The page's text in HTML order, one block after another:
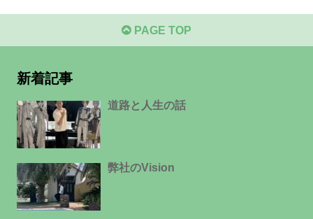
PAGE TOP
新着記事
道路と人生の話
弊社のVision